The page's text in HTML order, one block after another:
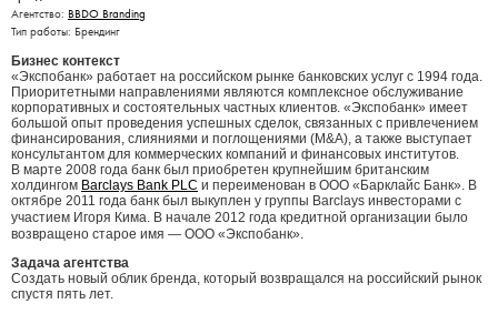
Агентство: BBDO Branding
Тип работы: Брендинг
Бизнес контекст
«Экспобанк» работает на российском рынке банковских услуг с 1994 года.
Приоритетными направлениями являются комплексное обслуживание
корпоративных и состоятельных частных клиентов. «Экспобанк» имеет
большой опыт проведения успешных сделок, связанных с привлечением
финансирования, слияниями и поглощениями (M&A), а также выступает
консультантом для коммерческих компаний и финансовых институтов.
В марте 2008 года банк был приобретен крупнейшим британским
холдингом Barclays Bank PLC и переименован в ООО «Барклайс Банк». В
октябре 2011 года банк был выкуплен у группы Barclays инвесторами с
участием Игоря Кима. В начале 2012 года кредитной организации было
возвращено старое имя — ООО «Экспобанк».
Задача агентства
Создать новый облик бренда, который возвращался на российский рынок
спустя пять лет.